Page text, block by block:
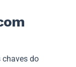
chaves do